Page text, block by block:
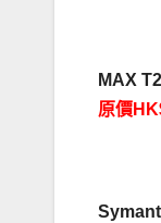
MAX
原價